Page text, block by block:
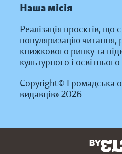
Наша місія
Реалізація проєктів, що
популяризацію читання,
книжкового ринку та
культурного і
Copyright© Громадська
видавців» 2026